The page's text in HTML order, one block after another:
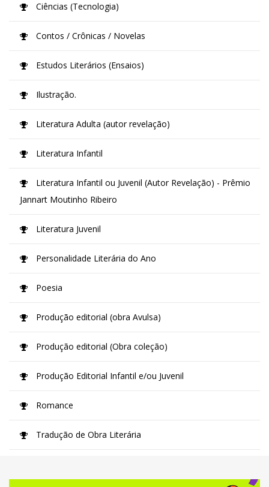
Ciências (Tecnologia)
Contos / Crônicas / Novelas
Estudos Literários (Ensaios)
Ilustração.
Literatura Adulta (autor revelação)
Literatura Infantil
Literatura Infantil ou Juvenil (Autor Revelação) - Prêmio
Jannart Moutinho Ribeiro
Literatura Juvenil
Personalidade Literária do Ano
Poesia
Produção editorial (obra Avulsa)
Produção editorial (Obra coleção)
Produção Editorial Infantil e/ou Juvenil
Romance
Tradução de Obra Literária